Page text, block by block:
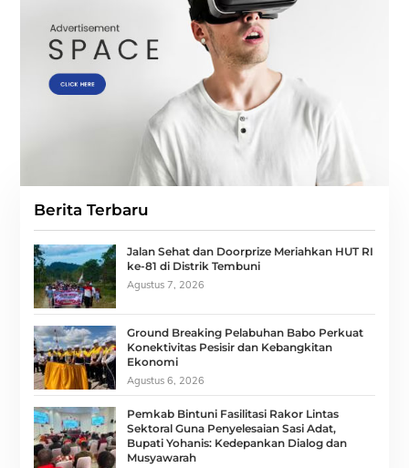
Berita Terbaru
Jalan Sehat dan Doorprize Meriahkan HUT RI
ke-81 di Distrik Tembuni
Agustus 7, 2026
Ground Breaking Pelabuhan Babo Perkuat
Konektivitas Pesisir dan Kebangkitan
Ekonomi
Agustus 6, 2026
Pemkab Bintuni Fasilitasi Rakor Lintas
Sektoral Guna Penyelesaian Sasi Adat,
Bupati Yohanis: Kedepankan Dialog dan
Musyawarah